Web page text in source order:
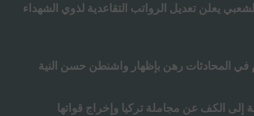
يعلن تعديل الرواتب التقاعدية لذوي الشهداء
في المحادثات رهن بإظهار واشنطن حسن النية
إلى الكف عن مجاملة تركيا وإخراج قواتها